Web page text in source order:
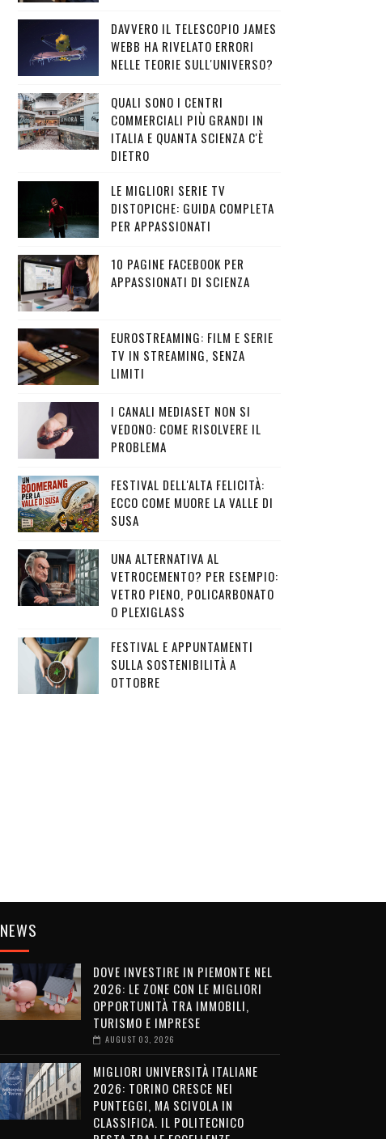
DAVVERO IL TELESCOPIO JAMES
WEBB HA RIVELATO ERRORI
NELLE TEORIE SULL'UNIVERSO?
QUALI SONO I CENTRI
COMMERCIALI PIÙ GRANDI IN
ITALIA E QUANTA SCIENZA C'È
DIETRO
LE MIGLIORI SERIE TV
DISTOPICHE: GUIDA COMPLETA
PER APPASSIONATI
10 PAGINE FACEBOOK PER
APPASSIONATI DI SCIENZA
EUROSTREAMING: FILM E SERIE
TV IN STREAMING, SENZA
LIMITI
I CANALI MEDIASET NON SI
VEDONO: COME RISOLVERE IL
PROBLEMA
FESTIVAL DELL'ALTA FELICITÀ:
ECCO COME MUORE LA VALLE DI
SUSA
UNA ALTERNATIVA AL
VETROCEMENTO? PER ESEMPIO:
VETRO PIENO, POLICARBONATO
O PLEXIGLASS
FESTIVAL E APPUNTAMENTI
SULLA SOSTENIBILITÀ A
OTTOBRE
NEWS
DOVE INVESTIRE IN PIEMONTE NEL
2026: LE ZONE CON LE MIGLIORI
OPPORTUNITÀ TRA IMMOBILI,
TURISMO E IMPRESE
AUGUST 03, 2026
MIGLIORI UNIVERSITÀ ITALIANE
2026: TORINO CRESCE NEI
PUNTEGGI, MA SCIVOLA IN
CLASSIFICA. IL POLITECNICO